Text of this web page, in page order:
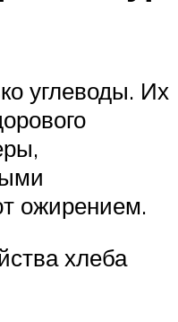
углеводы. Их
ожирением.
хлеба